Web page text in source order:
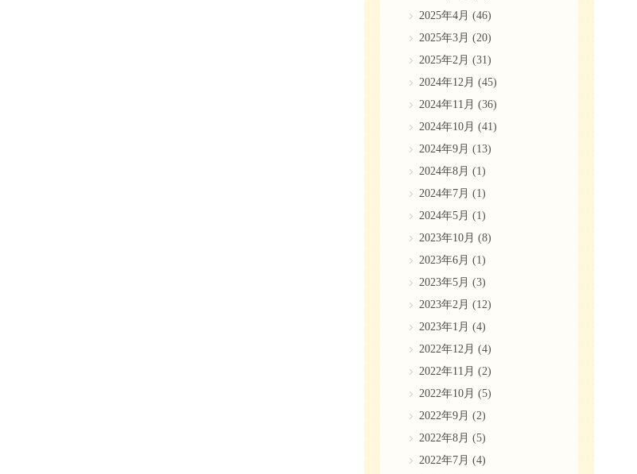
2025年4月 (46)
2025年3月 (20)
2025年2月 (31)
2024年12月 (45)
2024年11月 (36)
2024年10月 (41)
2024年9月 (13)
2024年8月 (1)
2024年7月 (1)
2024年5月 (1)
2023年10月 (8)
2023年6月 (1)
2023年5月 (3)
2023年2月 (12)
2023年1月 (4)
2022年12月 (4)
2022年11月 (2)
2022年10月 (5)
2022年9月 (2)
2022年8月 (5)
2022年7月 (4)